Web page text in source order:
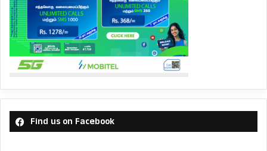
Find us on Facebook